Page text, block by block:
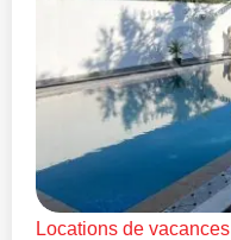
Locations de vacances